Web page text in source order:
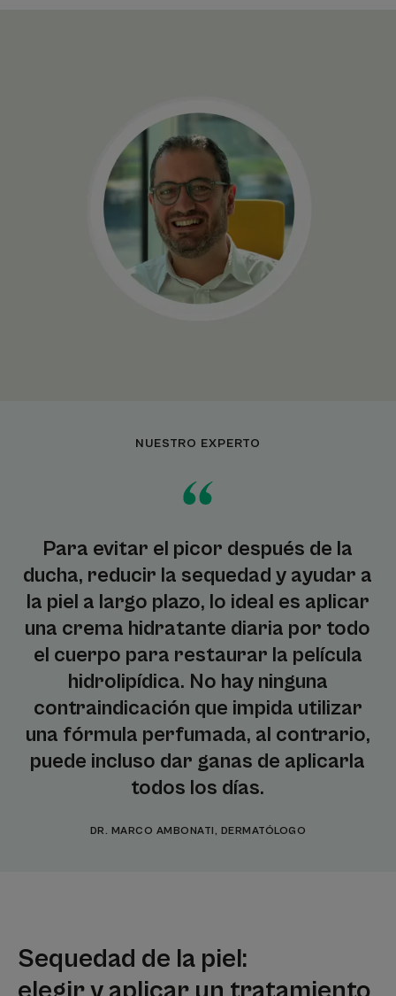
NUESTRO EXPERTO
Para evitar el picor después de la
ducha, reducir la sequedad y ayudar a
la piel a largo plazo, lo ideal es aplicar
una crema hidratante diaria por todo
el cuerpo para restaurar la película
hidrolipídica. No hay ninguna
contraindicación que impida utilizar
una fórmula perfumada, al contrario,
puede incluso dar ganas de aplicarla
todos los días.
DR. MARCO AMBONATI, DERMATÓLOGO
Sequedad de la piel: